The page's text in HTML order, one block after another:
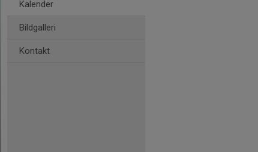
Kalender
Bildgalleri
Kontakt